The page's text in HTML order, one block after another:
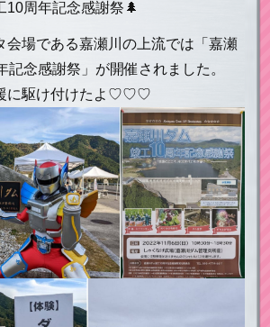
10周年記念感謝祭🌲
会場である嘉瀬川の上流では「嘉瀬
記念感謝祭」が開催されました。
に駆け付けたよ♡♡♡